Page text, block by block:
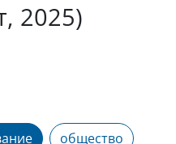
2025)
общество